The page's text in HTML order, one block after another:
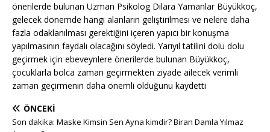
önerilerde bulunan Uzman Psikolog Dilara Yamanlar Büyükkoç,
gelecek dönemde hangi alanların geliştirilmesi ve nelere daha
fazla odaklanılması gerektiğini içeren yapıcı bir konuşma
yapılmasının faydalı olacağını söyledi. Yarıyıl tatilini dolu dolu
geçirmek için ebeveynlere önerilerde bulunan Büyükkoç,
çocuklarla bolca zaman geçirmekten ziyade ailecek verimli
zaman geçirmenin daha önemli olduğunu kaydetti
ÖNCEKI
Son dakika: Maske Kimsin Sen Ayna kimdir? Biran Damla Yılmaz